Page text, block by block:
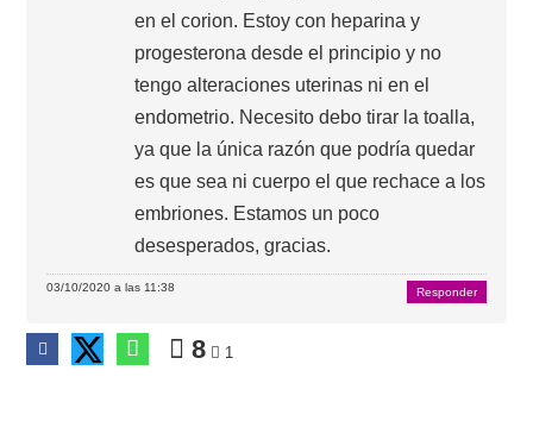
en el corion. Estoy con heparina y
progesterona desde el principio y no
tengo alteraciones uterinas ni en el
endometrio. Necesito debo tirar la toalla,
ya que la única razón que podría quedar
es que sea ni cuerpo el que rechace a los
embriones. Estamos un poco
desesperados, gracias.
03/10/2020 a las 11:38 Responder
8 1